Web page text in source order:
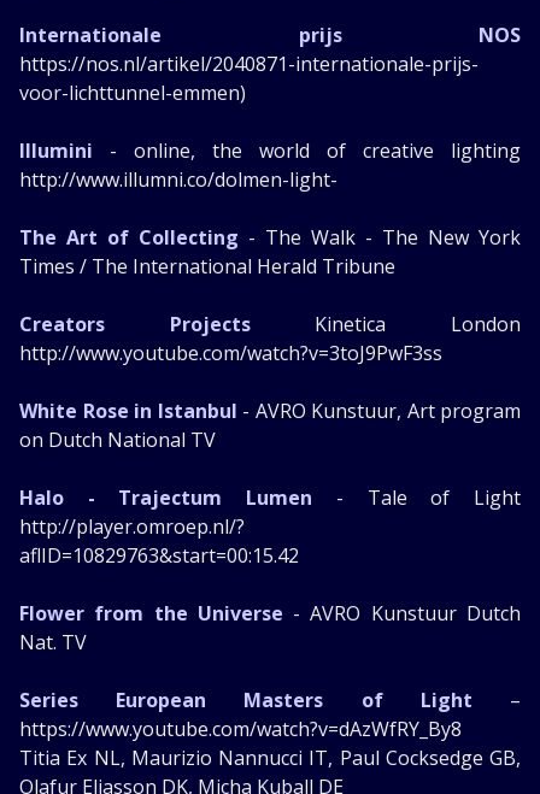
Internationale prijs NOS
https://nos.nl/artikel/2040871-internationale-prijs-
voor-lichttunnel-emmen)
Illumini - online, the world of creative lighting
http://www.illumni.co/dolmen-light-
The Art of Collecting - The Walk - The New York
Times / The International Herald Tribune
Creators ProjectsKinetica London
http://www.youtube.com/watch?v=3toJ9PwF3ss
White Rose in Istanbul - AVRO Kunstuur, Art program
on Dutch National TV
Halo - Trajectum Lumen - Tale of Light
http://player.omroep.nl/?
aflID=10829763&start=00:15.42
Flower from the Universe - AVRO Kunstuur Dutch
Nat. TV
Series European Masters of Light –
https://www.youtube.com/watch?v=dAzWfRY_By8
Titia Ex NL, Maurizio Nannucci IT, Paul Cocksedge GB,
Olafur Eliasson DK, Micha Kuball DE